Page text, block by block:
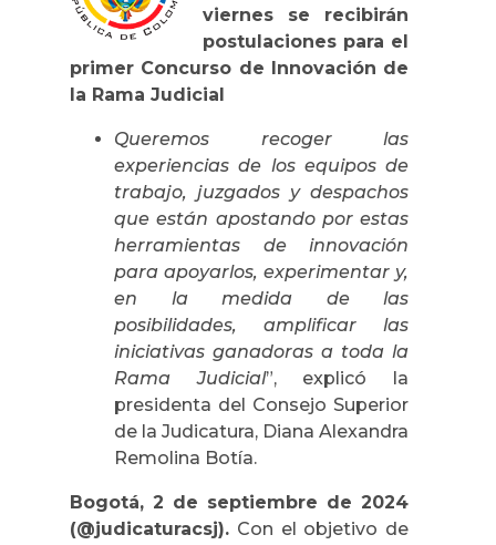
viernes se recibirán
postulaciones para el
primer Concurso de Innovación de
la Rama Judicial
Queremos recoger las
experiencias de los equipos de
trabajo, juzgados y despachos
que están apostando por estas
herramientas de innovación
para apoyarlos, experimentar y,
en la medida de las
posibilidades, amplificar las
iniciativas ganadoras a toda la
Rama Judicial”, explicó la
presidenta del Consejo Superior
de la Judicatura, Diana Alexandra
Remolina Botía.
Bogotá, 2 de septiembre de 2024
(@judicaturacsj). Con el objetivo de